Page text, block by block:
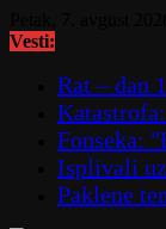
to
Vesti:
Rat – dan
Fonseka:
Isplivali
Paklene